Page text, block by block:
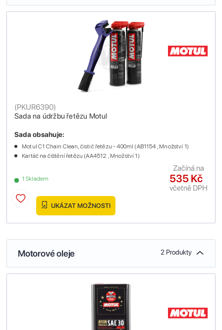
Sada na údržbu řetězu Motul
(PKUR6390)
1 Skladem
Sada obsahuje:
Motul C1 Chain Clean, čistič řetězu - 400ml (AB1154 , Množství 1)
Kartáč na čištění řetězu (AA4512 , Množství 1)
535 Kč
včetně DPH
Začíná na
UKÁZAT MOŽNOSTI
Motorové oleje 2 Produkty